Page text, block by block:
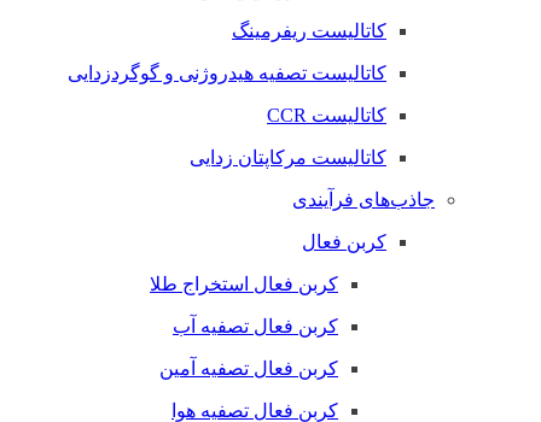
کاتالیست ریفرمینگ
کاتالیست تصفیه هیدروژنی و گوگردزدایی
کاتالیست CCR
کاتالیست مرکاپتان زدایی
جاذب‌های فرآیندی
کربن فعال
کربن فعال استخراج طلا
کربن فعال تصفیه آب
کربن فعال تصفیه آمین
کربن فعال تصفیه هوا